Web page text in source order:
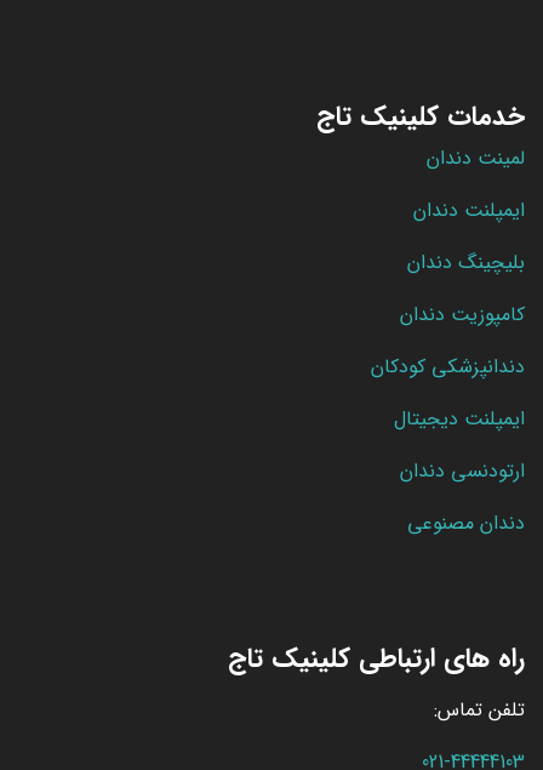
خدمات کلینیک تاج
لمینت دندان
ایمپلنت دندان
بلیچینگ دندان
کامپوزیت دندان
دندانپزشکی کودکان
ایمپلنت دیجیتال
ارتودنسی دندان
دندان مصنوعی
راه های ارتباطی کلینیک تاج
تلفن تماس:
021-44444103